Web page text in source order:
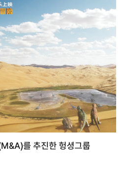
를 추진한 헝셩그룹